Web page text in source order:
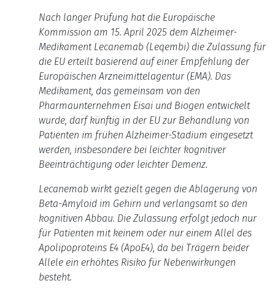
Nach langer Prüfung hat die Europäische
Kommission am 15. April 2025 dem Alzheimer-
Medikament Lecanemab (Leqembi) die Zulassung für
die EU erteilt basierend auf einer Empfehlung der
Europäischen Arzneimittelagentur (EMA). Das
Medikament, das gemeinsam von den
Pharmaunternehmen Eisai und Biogen entwickelt
wurde, darf künftig in der EU zur Behandlung von
Patienten im frühen Alzheimer-Stadium eingesetzt
werden, insbesondere bei leichter kognitiver
Beeinträchtigung oder leichter Demenz.
Lecanemab wirkt gezielt gegen die Ablagerung von
Beta-Amyloid im Gehirn und verlangsamt so den
kognitiven Abbau. Die Zulassung erfolgt jedoch nur
für Patienten mit keinem oder nur einem Allel des
Apolipoproteins E4 (ApoE4), da bei Trägern beider
Allele ein erhöhtes Risiko für Nebenwirkungen
besteht.